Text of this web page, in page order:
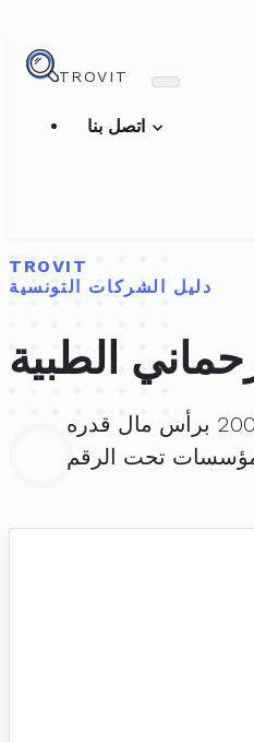
TROVIT
TROVIT
دليل الشركات التونسية
الطبية
تحت الرقم